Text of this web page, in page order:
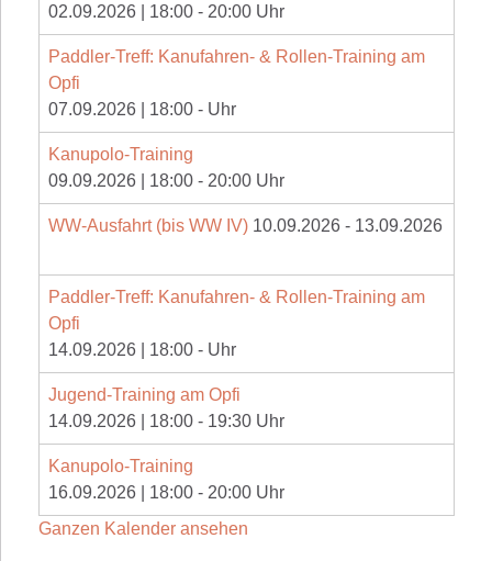
02.09.2026
18:00 - 20:00 Uhr
Paddler-Treff: Kanufahren- & Rollen-Training am
Opfi
07.09.2026
18:00 - Uhr
Kanupolo-Training
09.09.2026
18:00 - 20:00 Uhr
WW-Ausfahrt (bis WW IV) 10.09.2026 - 13.09.2026
Paddler-Treff: Kanufahren- & Rollen-Training am
Opfi
14.09.2026
18:00 - Uhr
Jugend-Training am Opfi
14.09.2026
18:00 - 19:30 Uhr
Kanupolo-Training
16.09.2026
18:00 - 20:00 Uhr
Ganzen Kalender ansehen